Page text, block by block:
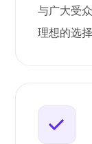
与广大受
理想的选择